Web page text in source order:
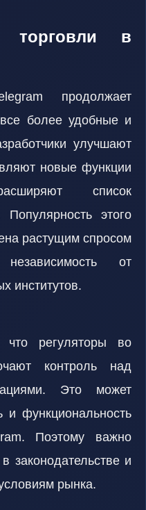
торговли в
продолжает
все более удобные и
улучшают
новые функции
список
этого
растущим спросом
от
институтов.
что регуляторы во
контроль над
Это может
и функциональность
Поэтому важно
законодательстве и
рынка.